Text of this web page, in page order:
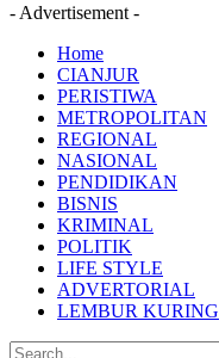
- Advertisement -
Home
CIANJUR
PERISTIWA
METROPOLITAN
REGIONAL
NASIONAL
PENDIDIKAN
BISNIS
KRIMINAL
POLITIK
LIFE STYLE
ADVERTORIAL
LEMBUR KURING